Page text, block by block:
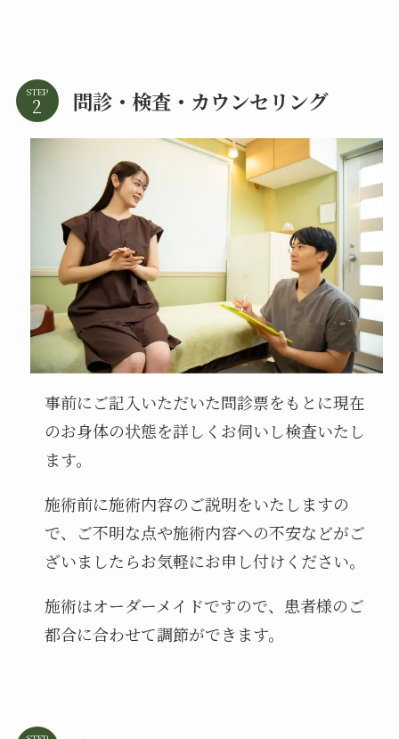
STEP 問診・検査・カウンセリング
事前にご記入いただいた問診票をもとに現在
のお身体の状態を詳しくお伺いし検査いたし
ます。
施術前に施術内容のご説明をいたしますの
で、ご不明な点や施術内容への不安などがご
ざいましたらお気軽にお申し付けください。
施術はオーダーメイドですので、患者様のご
都合に合わせて調節ができます。